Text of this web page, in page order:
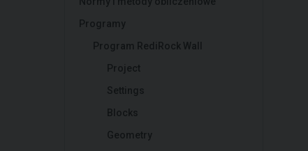
Programy
Program RediRock Wall
Project
Settings
Blocks
Geometry